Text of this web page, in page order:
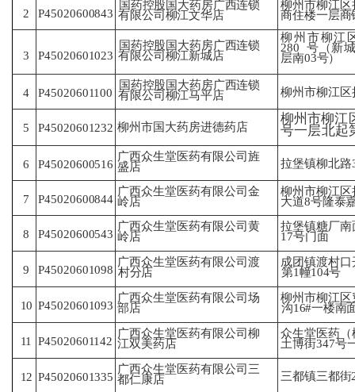
2 P45020600843
国药控股国大药房广西连锁
有限公司柳江文华店
柳州市柳江
商住楼一层商
3 P45020601023
国药控股国大药房广西连锁
有限公司柳江新城店
柳州市柳江
280
号（新
层南03号）
4 P45020601100
国药控股国大药房广西连锁
有限公司柳江马平店 柳州市柳江
5 P45020601232 柳州市国大药房进德药店
柳州市柳江
号一层北起
6 P45020600516
广西众生堂医药有限公司旌
盛店 拉堡镇柳北路
7 P45020600844
广西众生堂医药有限公司金
岭店
柳州市柳江
大道8号隆泰
8 P45020600543
广西众生堂医药有限公司黄
岭店
拉堡镇糖厂
17号门面
9 P45020601098
广西众生堂医药有限公司渡
村分店
成团镇渡村
第1幢104号
10 P45020601093
广西众生堂医药有限公司场
部店
柳州市柳江
沟16#一楼南
11 P45020601142
广西众生堂医药有限公司柳
江双美药店
众生堂医药
土博街347号
12 P45020601335
广西众生堂医药有限公司三
都仁康店 三都镇三都街